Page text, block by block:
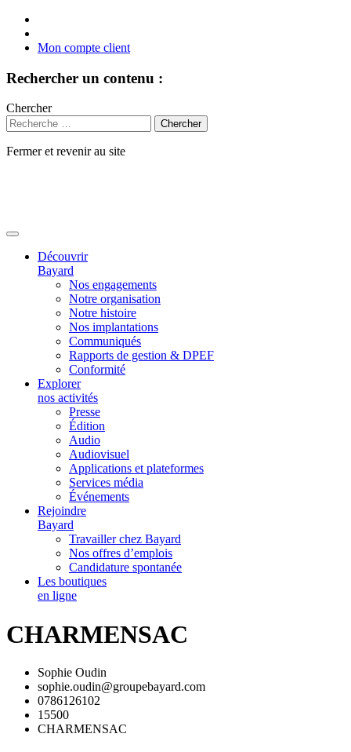
Mon compte client
Rechercher un contenu :
Chercher
Fermer et revenir au site
Découvrir
Bayard
Nos engagements
Notre organisation
Notre histoire
Nos implantations
Communiqués
Rapports de gestion & DPEF
Conformité
Explorer
nos activités
Presse
Édition
Audio
Audiovisuel
Applications et plateformes
Services média
Événements
Rejoindre
Bayard
Travailler chez Bayard
Nos offres d’emplois
Candidature spontanée
Les boutiques
en ligne
CHARMENSAC
Sophie Oudin
sophie.oudin@groupebayard.com
0786126102
15500
CHARMENSAC